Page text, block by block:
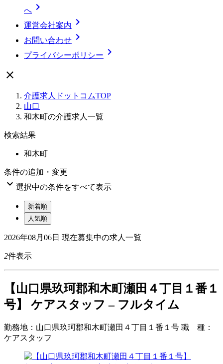
へ 
運営会社案内 
お問い合わせ 
プライバシーポリシー 

介護求人ドットコムTOP
山口
和木町の介護求人一覧
検索結果
和木町
条件の追加・変更
 選択中の条件をすべて表示
新着順
人気順
2026年08月06日 現在募集中の求人一覧
2件表示
【山口県玖珂郡和木町瀬田４丁目１番１
号】 ケアスタッフ – フルタイム
勤務地： 山口県玖珂郡和木町瀬田４丁目１番１号 職 種：
ケアスタッフ